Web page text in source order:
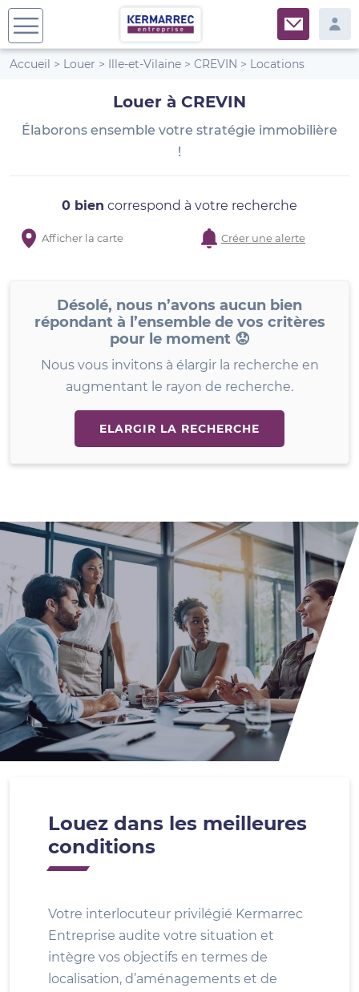
Accueil > Louer > Ille-et-Vilaine > CREVIN > Locations
Louer à CREVIN
Élaborons ensemble votre stratégie immobilière
!
0 bien correspond à votre recherche
Afficher la carte Créer une alerte
Désolé, nous n’avons aucun bien
répondant à l’ensemble de vos critères
pour le moment 😟
Nous vous invitons à élargir la recherche en
augmentant le rayon de recherche.
ELARGIR LA RECHERCHE
Louez dans les meilleures
conditions
Votre interlocuteur privilégié Kermarrec
Entreprise audite votre situation et
intègre vos objectifs en termes de
localisation, d’aménagements et de